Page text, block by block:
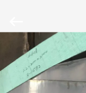
পণ্য
Reserved.